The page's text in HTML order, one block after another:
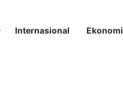
Internasional Ekonomi